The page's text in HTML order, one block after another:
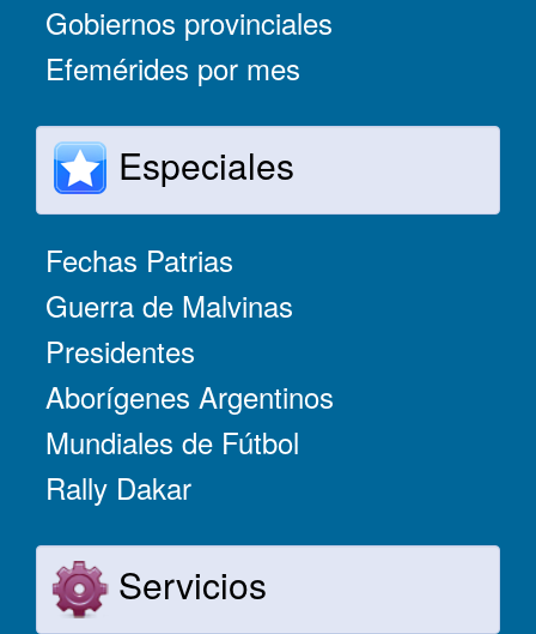
Gobiernos provinciales
Efemérides por mes
Especiales
Fechas Patrias
Guerra de Malvinas
Presidentes
Aborígenes Argentinos
Mundiales de Fútbol
Rally Dakar
Servicios